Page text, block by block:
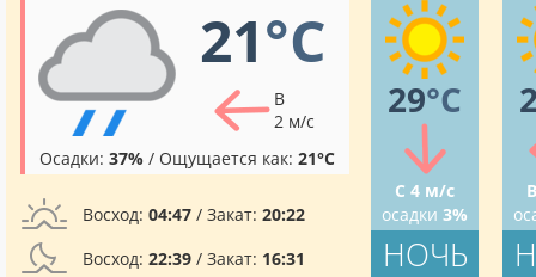
21°C
В
2 м/с
Осадки: 37% / Ощущается как: 21°C
Восход: 04:47 / Закат: 20:22
Восход: 22:39 / Закат: 16:31
29°C
С 4 м/с
осадки 3%
НОЧЬ